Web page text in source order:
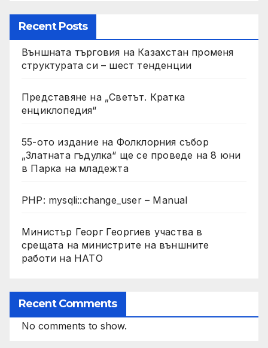
Recent Posts
Външната търговия на Казахстан променя
структурата си – шест тенденции
Представяне на „Светът. Кратка
енциклопедия“
55-ото издание на Фолклорния събор
„Златната гъдулка“ ще се проведе на 8 юни
в Парка на младежта
PHP: mysqli::change_user – Manual
Министър Георг Георгиев участва в
срещата на министрите на външните
работи на НАТО
Recent Comments
No comments to show.